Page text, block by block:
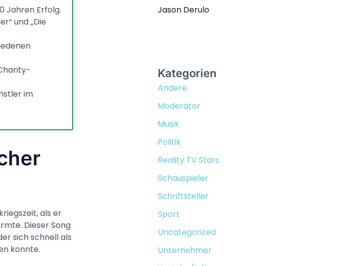
Jahren Erfolg.
und „Die
im
als er
Dieser Song
sich schnell als
konnte.
Jason Derulo
Kategorien
Andere
Moderator
Musik
Politik
Reality TV Stars
Schauspieler
Schriftsteller
Sport
Uncategorized
Unternehmer